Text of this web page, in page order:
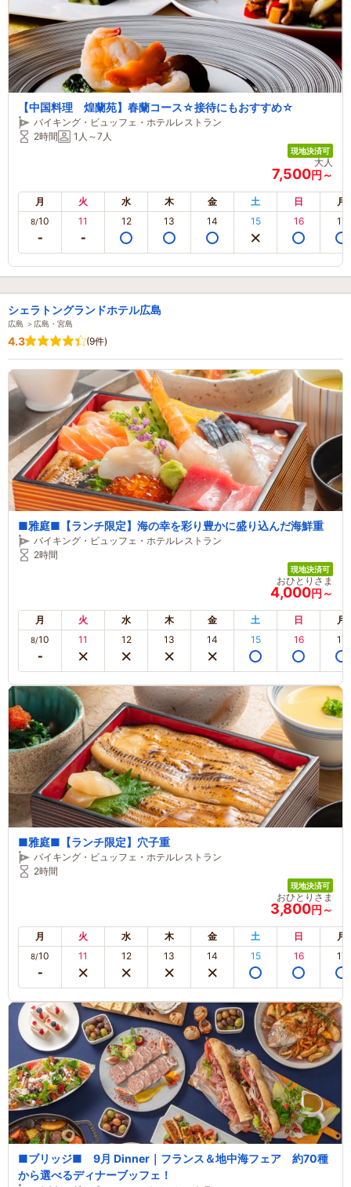
【中国料理 煌蘭苑】春蘭コース☆接待にもおすすめ☆
バイキング・ビュッフェ・ホテルレストラン
2時間
1人～7人
現地決済可
大人
7,500円～
月 火 水 木 金 土 日 月
8/10 11 12 13 14 15 16 17
シェラトングランドホテル広島
広島 ＞広島・宮島
4.3 (9件)
■雅庭■【ランチ限定】海の幸を彩り豊かに盛り込んだ海鮮重
バイキング・ビュッフェ・ホテルレストラン
2時間
現地決済可
おひとりさま
4,000円～
月 火 水 木 金 土 日 月
8/10 11 12 13 14 15 16 17
■雅庭■【ランチ限定】穴子重
バイキング・ビュッフェ・ホテルレストラン
2時間
現地決済可
おひとりさま
3,800円～
月 火 水 木 金 土 日 月
8/10 11 12 13 14 15 16 17
■ブリッジ■ 9月 Dinner｜フランス＆地中海フェア 約70種
から選べるディナーブッフェ！